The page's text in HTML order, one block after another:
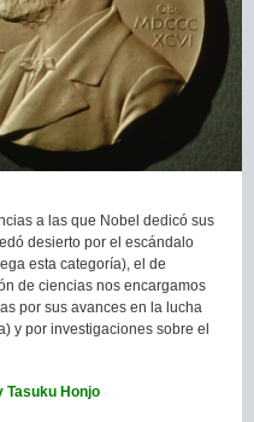
a las que Nobel dedicó sus
desierto por el escándalo
esta categoría), el de
de ciencias nos encargamos
por sus avances en la lucha
y por investigaciones sobre el
Tasuku Honjo